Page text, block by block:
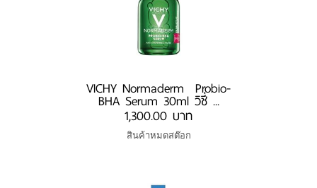
​​​​​​​VICHY Normaderm Probio-
BHA Serum 30ml วิชี่ ...
1,300.00 บาท
สินค้าหมดสต๊อก